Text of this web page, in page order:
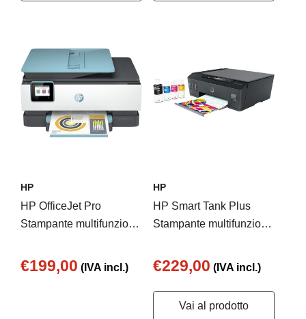
HP
HP OfficeJet Pro
Stampante multifunzione
Stampante per Casa,
Stampa, copia,
€199,00 (IVA incl.)
HP
HP Smart Tank Plus
Stampante multifunzione
Stampante per Casa,
Stampa, scansione,
copia, wireless,
scansione verso PDF
€229,00 (IVA incl.)
Vai al prodotto